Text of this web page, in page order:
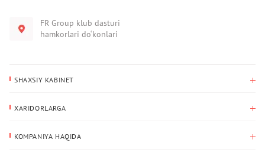
FR Group klub dasturi
hamkorlari do‘konlari
SHAXSIY KABINET
Yetkazib berish manzili
XARIDORLARGA
KOMPANIYA HAQIDA